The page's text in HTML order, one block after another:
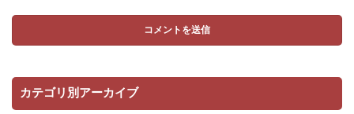
カテゴリ別アーカイブ